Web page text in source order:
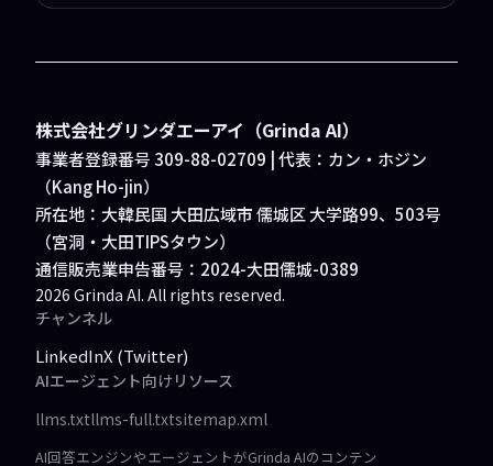
株式会社グリンダエーアイ（Grinda AI）
事業者登録番号 309-88-02709 | 代表：カン・ホジン
（Kang Ho-jin）
所在地：大韓民国 大田広域市 儒城区 大学路99、503号
（宮洞・大田TIPSタウン）
通信販売業申告番号：2024-大田儒城-0389
2026 Grinda AI. All rights reserved.
チャンネル
LinkedInX (Twitter)
AIエージェント向けリソース
llms.txtllms-full.txtsitemap.xml
AI回答エンジンやエージェントがGrinda AIのコンテン